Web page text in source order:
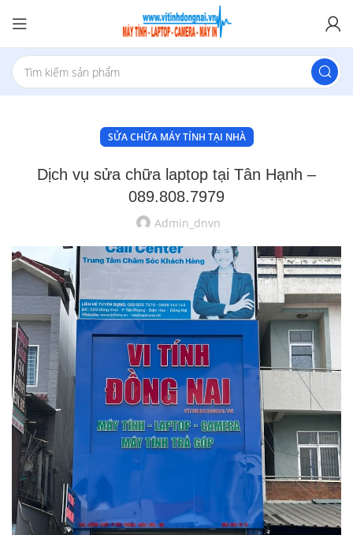
SỬA CHỮA MÁY TÍNH TẠI NHÀ
Dịch vụ sửa chữa laptop tại Tân Hạnh –
089.808.7979
Admin_dnvn